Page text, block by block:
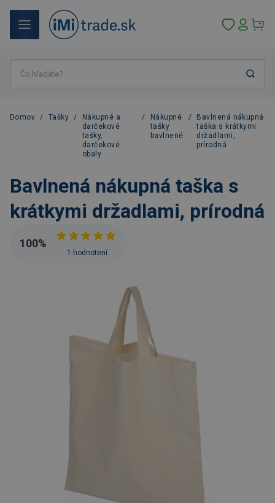
Domov / Tašky /
Nákupné a
darčekové
tašky,
darčekové
obaly
/
Nákupné
tašky
bavlnené
/
Bavlnená nákupná
taška s krátkymi
držadlami,
prírodná
Bavlnená nákupná taška s
krátkymi držadlami, prírodná
100%
1 hodnotení